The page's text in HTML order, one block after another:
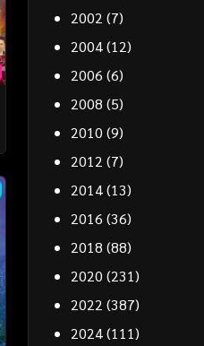
2002 (7)
2004(12)
2006 (6)
2008 (5)
2010 (9)
2012 (7)
2014(13)
2016 (36)
2018 (88)
2020 (231)
2022 (387)
2024(111)